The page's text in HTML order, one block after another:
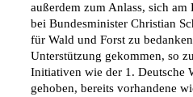
außerdem zum Anlass, sich
bei Bundesminister Christian
für Wald und Forst zu
Unterstützung gekommen, so
Initiativen wie der 1. Deutsche
gehoben, bereits vorhandene